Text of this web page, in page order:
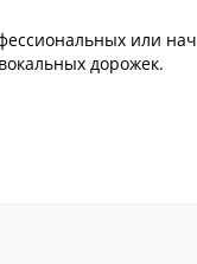
или
дорожек.